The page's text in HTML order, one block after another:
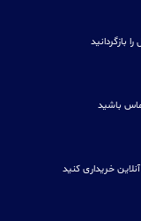
بازگردانید
باشید
خریداری کنید